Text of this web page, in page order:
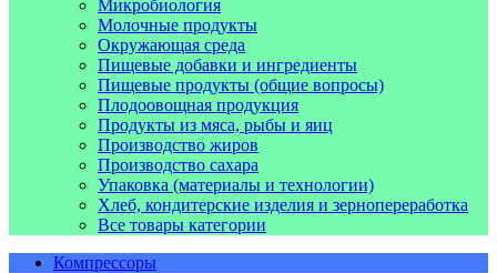
Микробиология
Молочные продукты
Окружающая среда
Пищевые добавки и ингредиенты
Пищевые продукты (общие вопросы)
Плодоовощная продукция
Продукты из мяса, рыбы и яиц
Производство жиров
Производство сахара
Упаковка (материалы и технологии)
Хлеб, кондитерские изделия и зернопереработка
Все товары категории
Компрессоры